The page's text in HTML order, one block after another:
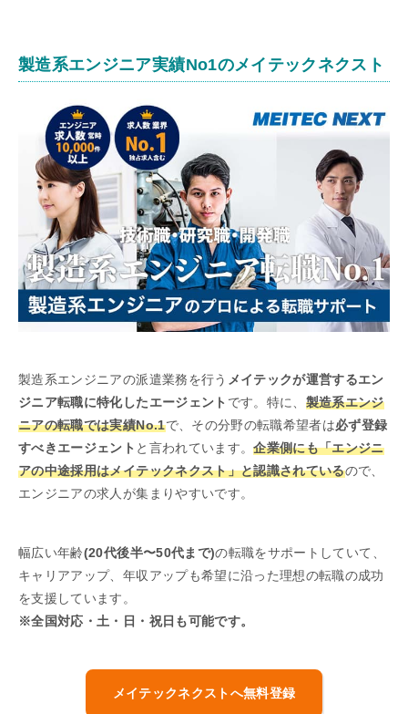
製造系エンジニア実績No1のメイテックネクスト
製造系エンジニアの派遣業務を行う メイテックが運営するエン
ジニア転職に特化したエージェント です。特に、 製造系エンジ
ニアの転職では実績No.1で、その分野の転職希望者は必ず登録
すべきエージェント と言われています。企業側にも「エンジニ
アの中途採用はメイテックネクスト」と認識されているので、
エンジニアの求人が集まりやすいです。
幅広い年齢(20代後半〜50代まで)の転職をサポートしていて、
キャリアアップ、年収アップも希望に沿った理想の転職の成功
を支援しています。
※全国対応・土・日・祝日も可能です。
メイテックネクストへ無料登録